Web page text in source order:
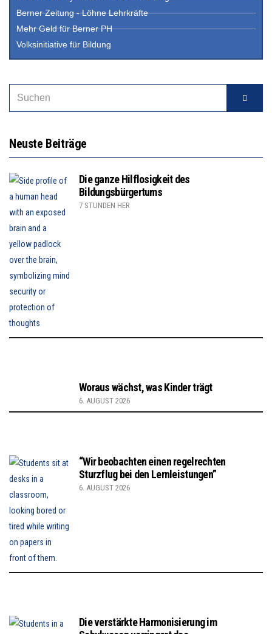
Berner Zeitung - Löhne Lehrkräfte
Mehr Geld für Berner PH
Volksinitiative für Bildung
Neuste Beiträge
Die ganze Hilflosigkeit des
Bildungsbürgertums
7 STUNDEN HER
Woraus wächst, was Kinder trägt
6. AUGUST 2026
“Wir beobachten einen regelrechten
Sturzflug bei den Lernleistungen”
6. AUGUST 2026
Die verstärkte Harmonisierung im